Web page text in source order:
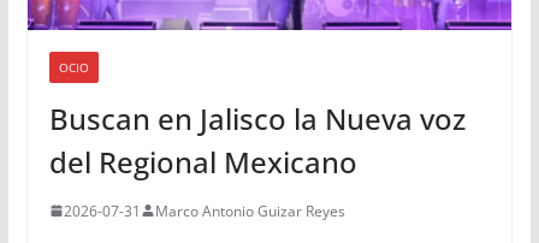
OCIO
Buscan en Jalisco la Nueva voz
del Regional Mexicano
2026-07-31 Marco Antonio Guizar Reyes